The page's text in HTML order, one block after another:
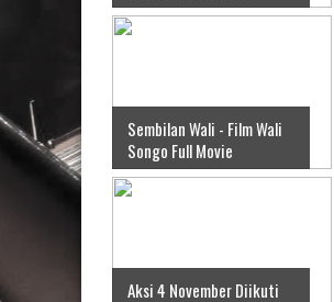
Sembilan Wali - Film Wali
Songo Full Movie
Aksi 4 November Diikuti